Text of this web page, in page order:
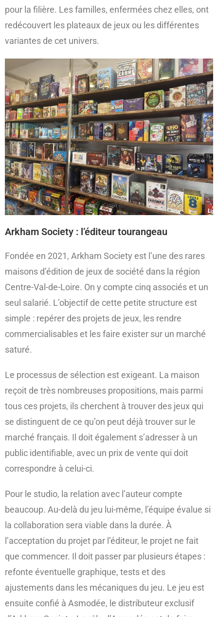
pour la filière. Les familles, enfermées chez elles, ont
redécouvert les plateaux de jeux ou les différentes
variantes de cet univers.
Arkham Society : l’éditeur tourangeau
Fondée en 2021, Arkham Society est l’une des rares
maisons d’édition de jeux de société dans la région
Centre-Val-de-Loire. On y compte cinq associés et un
seul salarié. L’objectif de cette petite structure est
simple : repérer des projets de jeux, les rendre
commercialisables et les faire exister sur un marché
saturé.
Le processus de sélection est exigeant. La maison
reçoit de très nombreuses propositions, mais parmi
tous ces projets, ils cherchent à trouver des jeux qui
se distinguent de ce qu’on peut déjà trouver sur le
marché français. Il doit également s’adresser à un
public identifiable, avec un prix de vente qui doit
correspondre à celui-ci.
Pour le studio, la relation avec l’auteur compte
beaucoup. Au-delà du jeu lui-même, l’équipe évalue si
la collaboration sera viable dans la durée. À
l’acceptation du projet par l’éditeur, le projet ne fait
que commencer. Il doit passer par plusieurs étapes :
refonte éventuelle graphique, tests et des
ajustements dans les mécaniques du jeu. Le jeu est
ensuite confié à Asmodée, le distributeur exclusif